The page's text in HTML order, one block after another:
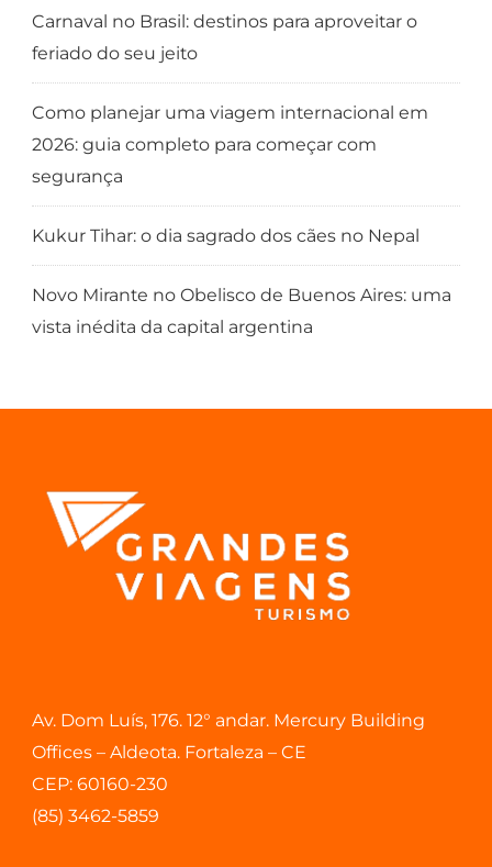
Carnaval no Brasil: destinos para aproveitar o
feriado do seu jeito
Como planejar uma viagem internacional em
2026: guia completo para começar com
segurança
Kukur Tihar: o dia sagrado dos cães no Nepal
Novo Mirante no Obelisco de Buenos Aires: uma
vista inédita da capital argentina
Av. Dom Luís, 176. 12° andar. Mercury Building
Offices – Aldeota. Fortaleza – CE
CEP: 60160-230
(85) 3462-5859